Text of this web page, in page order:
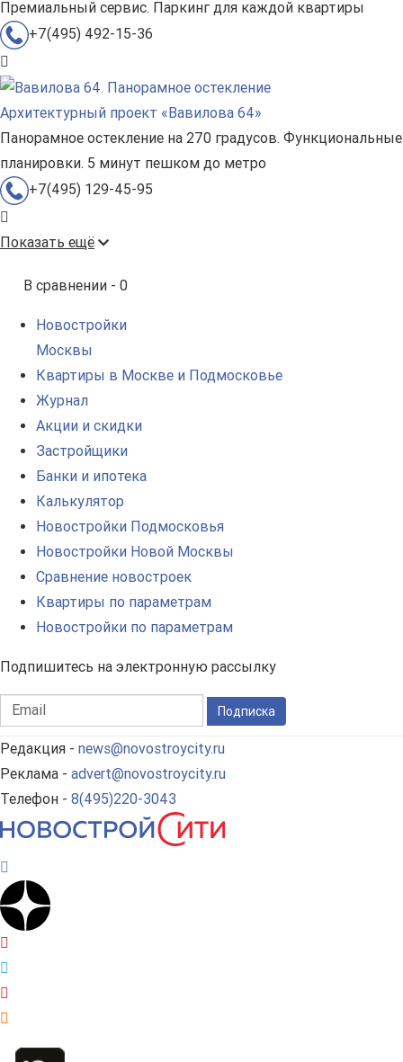
Премиальный сервис. Паркинг для каждой квартиры
+7(495) 492-15-36
Архитектурный проект «Вавилова 64»
Панорамное остекление на 270 градусов. Функциональные
планировки. 5 минут пешком до метро
+7(495) 129-45-95
Показать ещё
В сравнении - 0
Новостройки
Москвы
Квартиры в Москве и Подмосковье
Журнал
Акции и скидки
Застройщики
Банки и ипотека
Калькулятор
Новостройки Подмосковья
Новостройки Новой Москвы
Сравнение новостроек
Квартиры по параметрам
Новостройки по параметрам
Подпишитесь на электронную рассылку
Подписка
Редакция - news@novostroycity.ru
Реклама - advert@novostroycity.ru
Телефон - 8(495)220-3043